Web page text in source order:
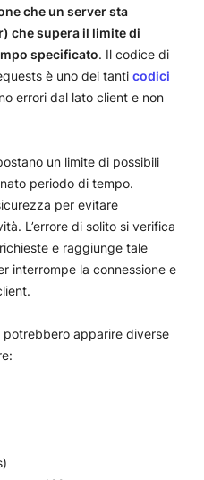
che un server sta
che supera il limite di
specificato. Il codice di
è uno dei tanti codici
errori dal lato client e non
un limite di possibili
periodo di tempo.
per evitare
L’errore di solito si verifica
e raggiunge tale
interrompe la connessione e
potrebbero apparire diverse